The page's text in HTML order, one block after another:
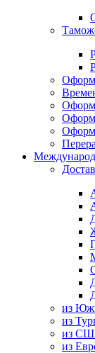
из
из
из
из